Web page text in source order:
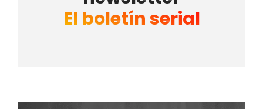
El boletín serial